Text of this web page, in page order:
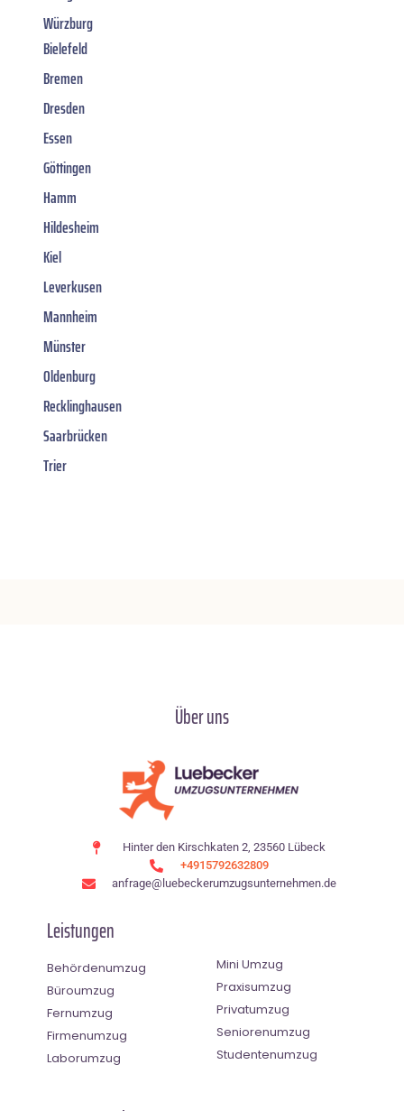
Würzburg
Bielefeld
Bremen
Dresden
Essen
Göttingen
Hamm
Hildesheim
Kiel
Leverkusen
Mannheim
Münster
Oldenburg
Recklinghausen
Saarbrücken
Trier
Über uns
Hinter den Kirschkaten 2, 23560 Lübeck
+4915792632809
anfrage@luebeckerumzugsunternehmen.de
Leistungen
Behördenumzug
Büroumzug
Fernumzug
Firmenumzug
Laborumzug
Mini Umzug
Praxisumzug
Privatumzug
Seniorenumzug
Studentenumzug